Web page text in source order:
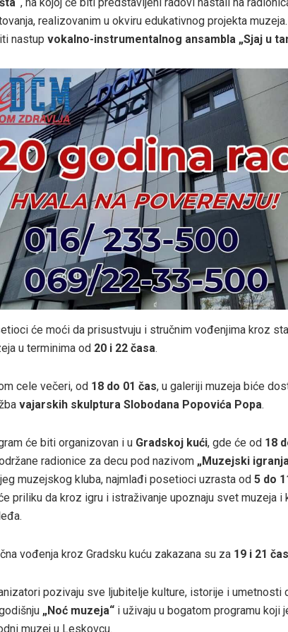
, na kojoj će biti predstavljeni radovi nastali na
realizovanim u okviru edukativnog projekta
nastup vokalno-instrumentalnog ansambla „Sjaj u
će moći da prisustvuju i stručnim vođenjima kroz
u terminima od 20 i 22 časa.
cele večeri, od 18 do 01 čas, u galeriji muzeja biće
vajarskih skulptura Slobodana Popovića Popa.
će biti organizovan i u Gradskoj kući, gde će od 18
radionice za decu pod nazivom „Muzejski
muzejskog kluba, najmlađi posetioci uzrasta od 5 do
priliku da kroz igru i istraživanje upoznaju svet muzeja i
vođenja kroz Gradsku kuću zakazana su za 19 i 21 čas
pozivaju sve ljubitelje kulture, istorije i umetnosti
„Noć muzeja“ i uživaju u bogatom programu koji
muzej u Leskovcu.